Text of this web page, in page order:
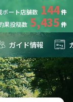
ボート店舗数 144
果投稿数 5,435
ガイド情報